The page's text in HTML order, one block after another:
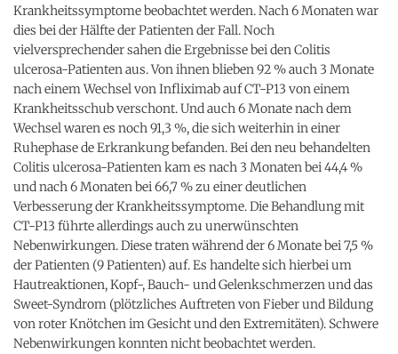
Krankheitssymptome beobachtet werden. Nach 6 Monaten war
dies bei der Hälfte der Patienten der Fall. Noch
vielversprechender sahen die Ergebnisse bei den Colitis
ulcerosa-Patienten aus. Von ihnen blieben 92 % auch 3 Monate
nach einem Wechsel von Infliximab auf CT-P13 von einem
Krankheitsschub verschont. Und auch 6 Monate nach dem
Wechsel waren es noch 91,3 %, die sich weiterhin in einer
Ruhephase de Erkrankung befanden. Bei den neu behandelten
Colitis ulcerosa-Patienten kam es nach 3 Monaten bei 44,4 %
und nach 6 Monaten bei 66,7 % zu einer deutlichen
Verbesserung der Krankheitssymptome. Die Behandlung mit
CT-P13 führte allerdings auch zu unerwünschten
Nebenwirkungen. Diese traten während der 6 Monate bei 7,5 %
der Patienten (9 Patienten) auf. Es handelte sich hierbei um
Hautreaktionen, Kopf-, Bauch- und Gelenkschmerzen und das
Sweet-Syndrom (plötzliches Auftreten von Fieber und Bildung
von roter Knötchen im Gesicht und den Extremitäten). Schwere
Nebenwirkungen konnten nicht beobachtet werden.